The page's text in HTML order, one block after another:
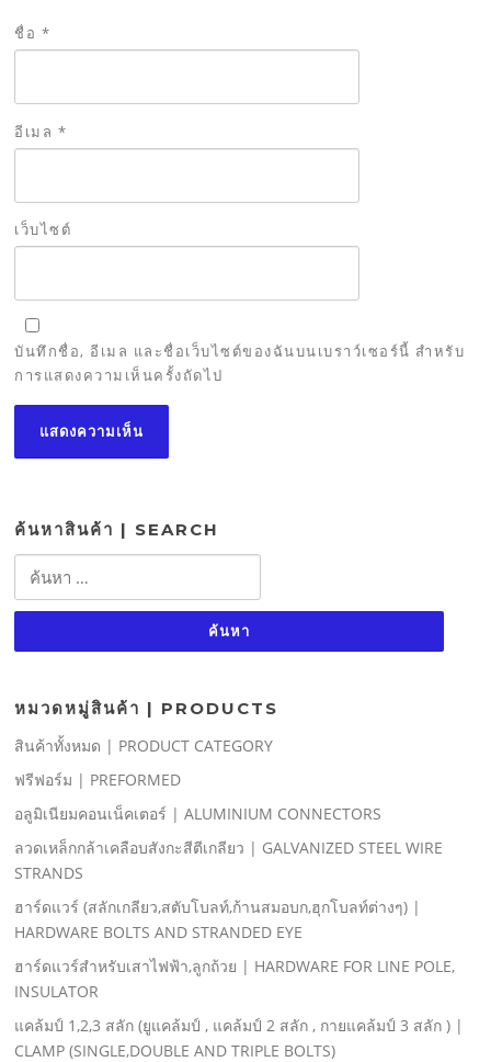
ชื่อ *
อีเมล *
เว็บไซต์
บันทึกชื่อ, อีเมล และชื่อเว็บไซต์ของฉันบนเบราว์เซอร์นี้ สำหรับ
การแสดงความเห็นครั้งถัดไป
ค้นหาสินค้า | SEARCH
ค้นหา
สำหรับ:
หมวดหมู่สินค้า | PRODUCTS
สินค้าทั้งหมด | PRODUCT CATEGORY
ฟรีฟอร์ม | PREFORMED
อลูมิเนียมคอนเน็คเตอร์ | ALUMINIUM CONNECTORS
ลวดเหล็กกล้าเคลือบสังกะสีตีเกลียว | GALVANIZED STEEL WIRE
STRANDS
ฮาร์ดแวร์ (สลักเกลียว,สตับโบลท์,ก้านสมอบก,ฮุกโบลท์ต่างๆ) |
HARDWARE BOLTS AND STRANDED EYE
ฮาร์ดแวร์สําหรับเสาไฟฟ้า,ลูกถ้วย | HARDWARE FOR LINE POLE,
INSULATOR
แคล้มป์ 1,2,3 สลัก (ยูแคล้มป์ , แคล้มป์ 2 สลัก , กายแคล้มป์ 3 สลัก ) |
CLAMP (SINGLE,DOUBLE AND TRIPLE BOLTS)